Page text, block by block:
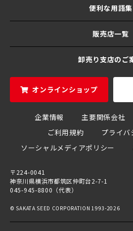
便利な用語集
販売店一覧
卸売り支店のご
オンラインショップ
企業情報 主要関係会社
ご利用規約
プライバ
ソーシャルメディアポリシー
〒224-0041
神奈川県横浜市都筑区仲町台2-7-1
045-945-8800（代表）
© SAKATA SEED CORPORATION 1993-2026